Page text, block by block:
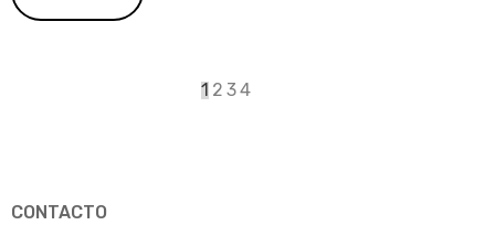
Página
1 Page
2 Page
3Page
4
CONTACTO